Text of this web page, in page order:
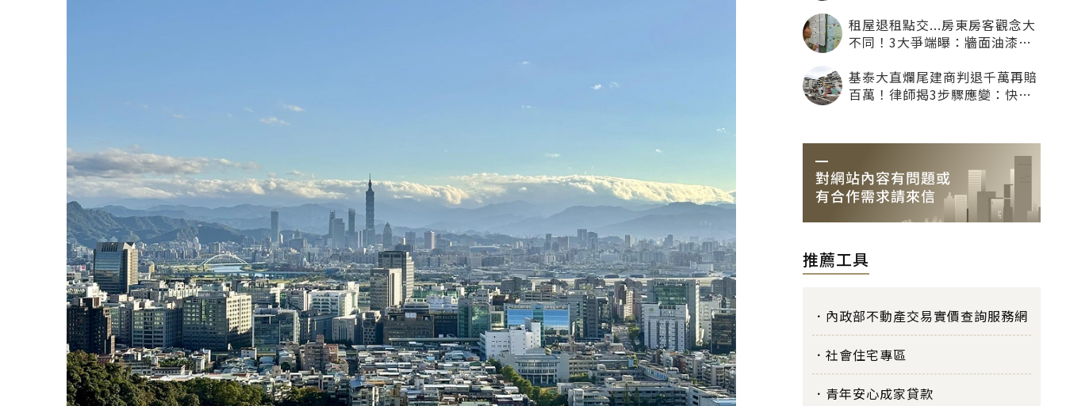
租屋退租點交...房東房客觀念大
不同！3大爭端曝：牆面油漆、
基泰大直爛尾建商判退千萬再賠
百萬！律師揭3步驟應變：快通
推薦工具
內政部不動產交易實價查詢服務網
社會住宅專區
青年安心成家貸款